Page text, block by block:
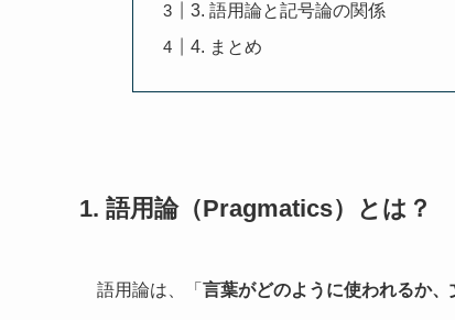
3. 語用論と記号論の関係
4. まとめ
1. 語用論（Pragmatics）とは？
語用論は、「 言葉がどのように使われるか